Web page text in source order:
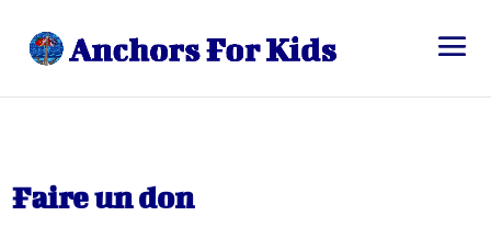
Faire un don